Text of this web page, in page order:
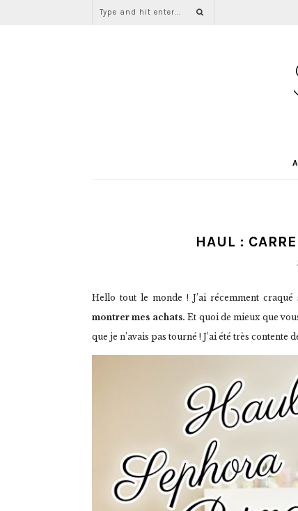
HAUL :
Hello tout le monde ! J’ai récemment
montrer mes achats. Et quoi de mieux que
que je n’avais pas tourné ! J’ai été très